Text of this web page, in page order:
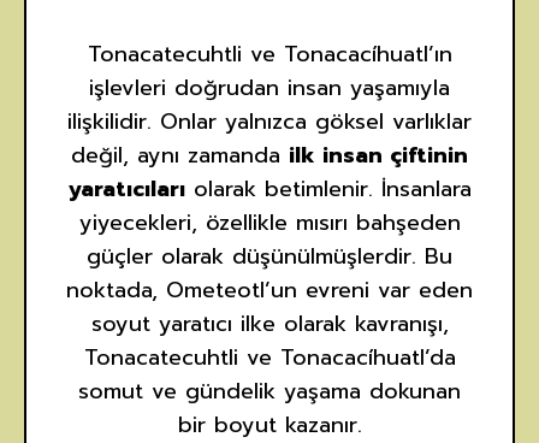
Tonacatecuhtli ve Tonacacíhuatl’ın
işlevleri doğrudan insan yaşamıyla
ilişkilidir. Onlar yalnızca göksel varlıklar
değil, aynı zamanda ilk insan çiftinin
yaratıcılarıolarak betimlenir. İnsanlara
yiyecekleri, özellikle mısırı bahşeden
güçler olarak düşünülmüşlerdir. Bu
noktada, Ometeotl’un evreni var eden
soyut yaratıcı ilke olarak kavranışı,
Tonacatecuhtli ve Tonacacíhuatl’da
somut ve gündelik yaşama dokunan
bir boyut kazanır.